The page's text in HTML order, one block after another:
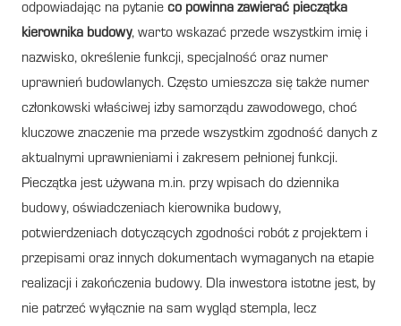
odpowiadając na pytanie co powinna zawierać pieczątka
kierownika budowy, warto wskazać przede wszystkim imię i
nazwisko, określenie funkcji, specjalność oraz numer
uprawnień budowlanych. Często umieszcza się także numer
członkowski właściwej izby samorządu zawodowego, choć
kluczowe znaczenie ma przede wszystkim zgodność danych z
aktualnymi uprawnieniami i zakresem pełnionej funkcji.
Pieczątka jest używana m.in. przy wpisach do dziennika
budowy, oświadczeniach kierownika budowy,
potwierdzeniach dotyczących zgodności robót z projektem i
przepisami oraz innych dokumentach wymaganych na etapie
realizacji i zakończenia budowy. Dla inwestora istotne jest, by
nie patrzeć wyłącznie na sam wygląd stempla, lecz